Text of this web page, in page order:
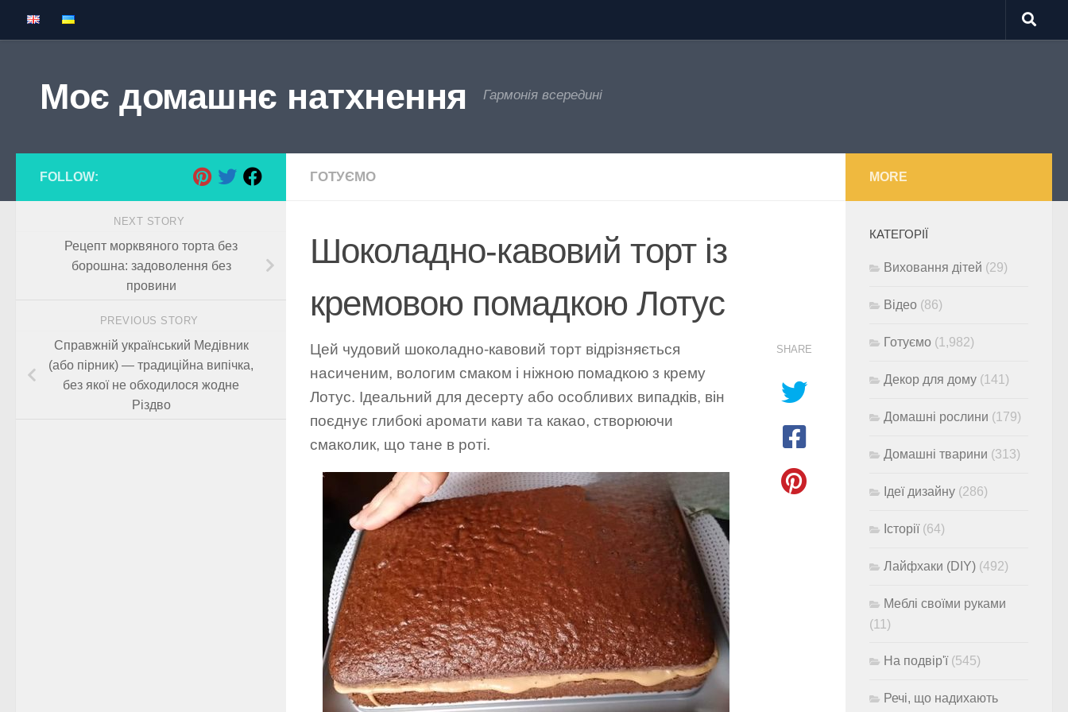
Skip to content
Моє домашнє натхнення Гармонія всередині
ГОТУЄМО
Шоколадно-кавовий торт із
кремовою помадкою Лотус
Цей чудовий шоколадно-кавовий торт відрізняється
насиченим, вологим смаком і ніжною помадкою з крему
Лотус. Ідеальний для десерту або особливих випадків, він
поєднує глибокі аромати кави та какао, створюючи
смаколик, що тане в роті.
SHARE
FOLLOW:
NEXT STORY
Рецепт морквяного торта без
борошна: задоволення без
провини
PREVIOUS STORY
Справжній український Медівник
(або пірник) — традиційна випічка,
без якої не обходилося жодне
Різдво
MORE
КАТЕГОРІЇ
Виховання дітей (29)
Відео (86)
Готуємо (1,982)
Декор для дому (141)
Домашні рослини (179)
Домашні тварини (313)
Ідеї дизайну (286)
Історії(64)
Лайфхаки (DIY) (492)
Меблі своїми руками
(11)
На подвір'ї(545)
Речі, що надихають